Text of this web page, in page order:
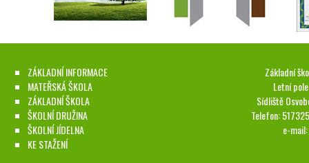
ZÁKLADNÍ INFORMACE
MATEŘSKÁ ŠKOLA
ZÁKLADNÍ ŠKOLA
ŠKOLNÍ DRUŽINA
ŠKOLNÍ JÍDELNA
KE STAŽENÍ
Základní
Letní
Sídliště
Telefon:
e-mail: